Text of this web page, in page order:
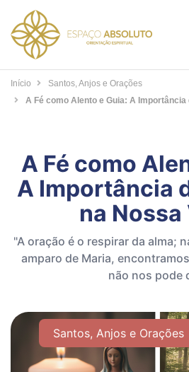
Início
Santos, Anjos e Orações
A Fé como Alento e Guia: A
A Fé como
A Importância
na Nossa
"A oração é o respirar da alma;
amparo de Maria,
não nos pode
Santos, Anjos e Orações